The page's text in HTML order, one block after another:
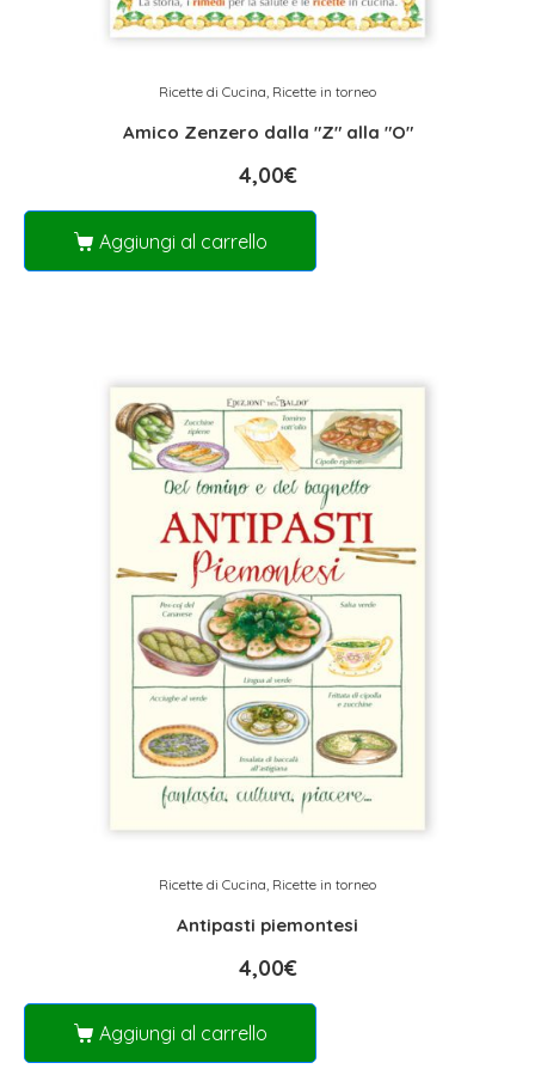
Ricette di Cucina, Ricette in torneo
Amico Zenzero dalla "Z" alla "O"
4,00€
Aggiungi al carrello
Ricette di Cucina Ricette in torneo
Antipasti piemontesi
4,00€
Aggiungi al carrello